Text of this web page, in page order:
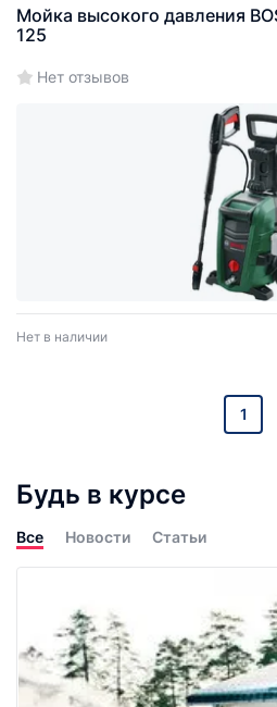
Мойка высокого давления
125
Нет отзывов
Нет в наличии
1
Будь в курсе
Все Новости Статьи